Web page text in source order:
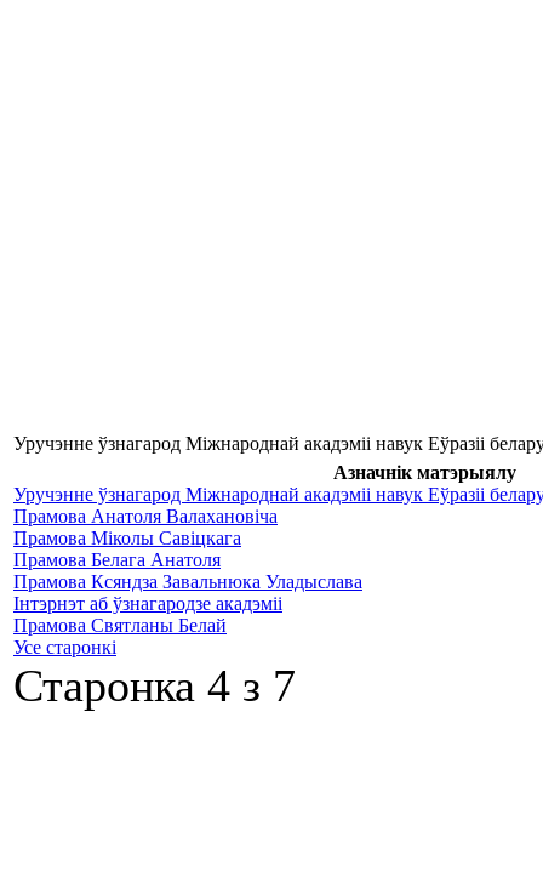
Уручэнне ўзнагарод Міжнароднай акадэміі навук Еўразіі
Азначнік матэрыялу
Уручэнне ўзнагарод Міжнароднай акадэміі навук Еўразіі
Прамова Анатоля Валахановіча
Прамова Міколы Савіцкага
Прамова Белага Анатоля
Прамова Ксяндза Завальнюка Уладыслава
Інтэрнэт аб ўзнагародзе акадэміі
Прамова Святланы Белай
Усе старонкі
Старонка 4 з 7